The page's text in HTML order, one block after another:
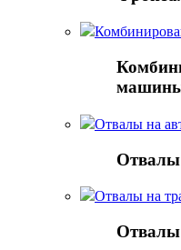
Отвалы на
Отвалы
Отвалы на